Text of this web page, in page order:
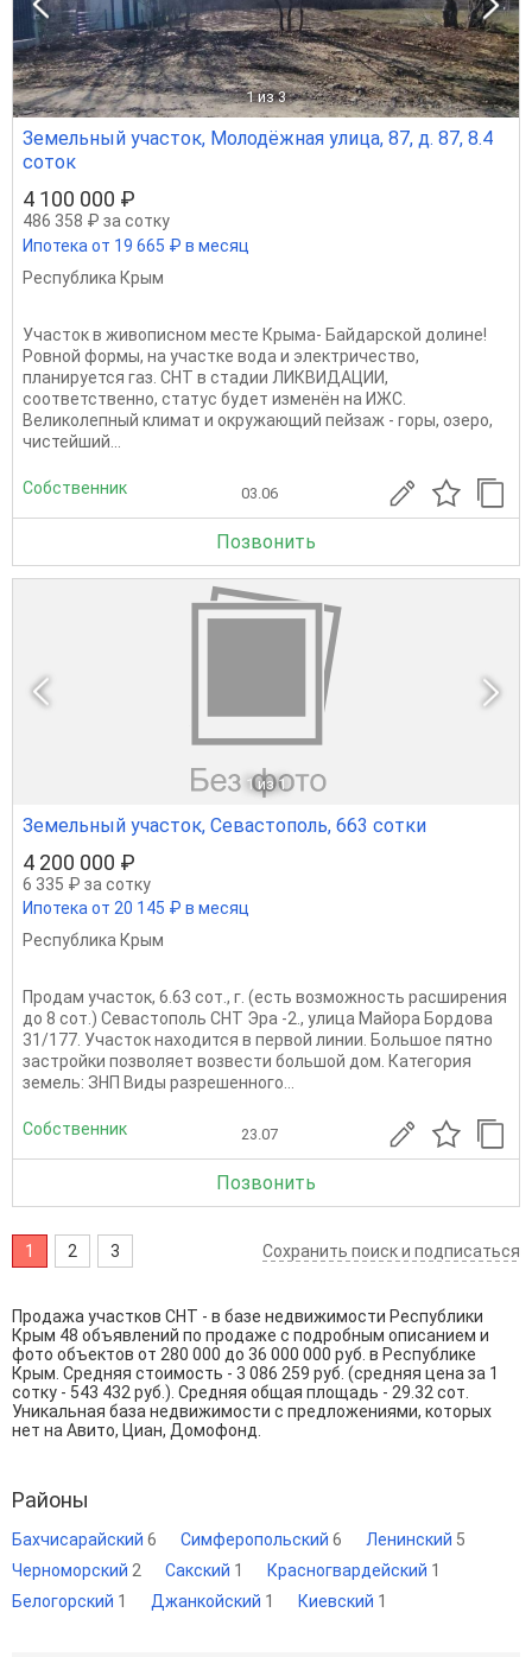
1 из 3
Земельный участок, Молодёжная улица, 87, д. 87, 8.4
соток
4 100 000 ₽
486 358 ₽ за сотку
Ипотека от 19 665 ₽ в месяц
Республика Крым
Участок в живописном месте Крыма- Байдарской долине!
Ровной формы, на участке вода и электричество,
планируется газ. СНТ в стадии ЛИКВИДАЦИИ,
соответственно, статус будет изменён на ИЖС.
Великолепный климат и окружающий пейзаж - горы, озеро,
чистейший...
Собственник 03.06
Позвонить
1 из 1
Земельный участок, Севастополь, 663 сотки
4 200 000 ₽
6 335 ₽ за сотку
Ипотека от 20 145 ₽ в месяц
Республика Крым
Продам участок, 6.63 сот., г. (есть возможность расширения
до 8 сот.) Севастополь СНТ Эра -2., улица Майора Бордова
31/177. Участок находится в первой линии. Большое пятно
застройки позволяет возвести большой дом. Категория
земель: ЗНП Виды разрешенного...
Собственник 23.07
Позвонить
1 2 3 Сохранить поиск и подписаться
Продажа участков СНТ - в базе недвижимости Республики
Крым 48 объявлений по продаже с подробным описанием и
фото объектов от 280 000 до 36 000 000 руб. в Республике
Крым. Средняя стоимость - 3 086 259 руб. (средняя цена за 1
сотку - 543 432 руб.). Средняя общая площадь - 29.32 сот.
Уникальная база недвижимости с предложениями, которых
нет на Авито, Циан, Домофонд.
Районы
Бахчисарайский 6 Симферопольский 6 Ленинский 5
Черноморский 2 Сакский 1 Красногвардейский 1
Белогорский 1 Джанкойский 1 Киевский 1